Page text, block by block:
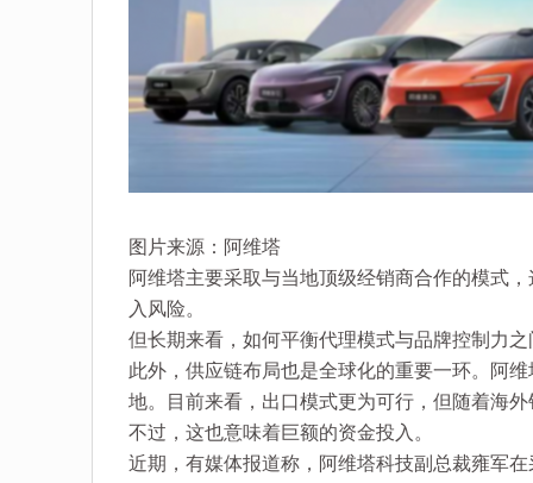
图片来源：阿维塔
阿维塔主要采取与当地顶级经销商合作的模式
入风险。
但长期来看，如何平衡代理模式与品牌控制力
此外，供应链布局也是全球化的重要一环。阿
地。目前来看，出口模式更为可行，但随着海
不过，这也意味着巨额的资金投入。
近期，有媒体报道称，阿维塔科技副总裁雍军